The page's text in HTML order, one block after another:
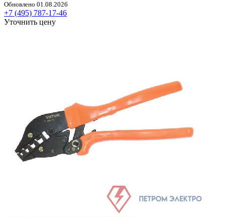
Обновлено 01.08.2026
+7 (495) 787-17-46
Уточнить цену